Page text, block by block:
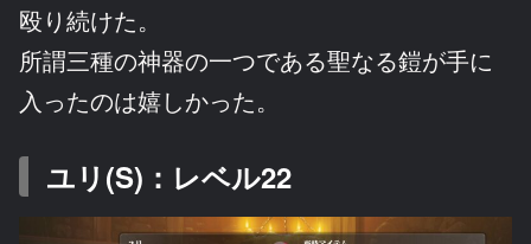
殴り続けた。
所謂三種の神器の一つである聖なる鎧が手に
入ったのは嬉しかった。
ユリ(S)：レベル22